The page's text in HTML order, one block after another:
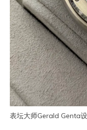
表坛大师Gerald Genta